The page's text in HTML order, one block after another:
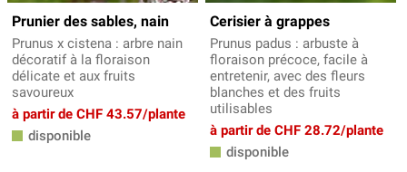
Prunier des sables, nain
Prunus x cistena : arbre nain
décoratif à la floraison
délicate et aux fruits
savoureux
à partir de CHF 43.57/plante
disponible
Cerisier à grappes
Prunus padus : arbuste à
floraison précoce, facile à
entretenir, avec des fleurs
blanches et des fruits
utilisables
à partir de CHF 28.72/plante
disponible